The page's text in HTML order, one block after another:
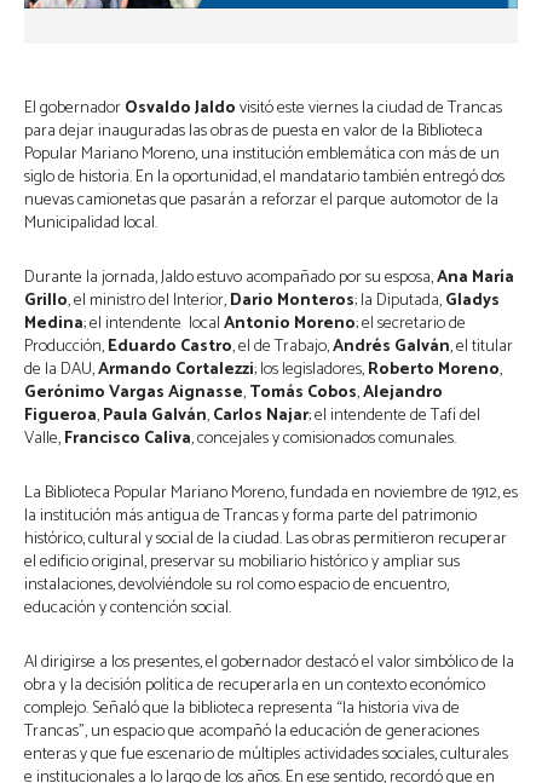
El gobernadorOsvaldo Jaldovisitó este viernes la ciudad de Trancas
para dejar inauguradas las obras de puesta en valor de la Biblioteca
Popular Mariano Moreno, una institución emblemática con más de un
siglo de historia. En la oportunidad, el mandatario también entregó dos
nuevas camionetas que pasarán a reforzar el parque automotor de la
Municipalidad local.
Durante la jornada, Jaldo estuvo acompañado por su esposa,Ana María
Grillo, el ministro del Interior,Dario Monteros; la Diputada,Gladys
Medina; el intendente localAntonio Moreno; el secretario de
Producción,Eduardo Castro, el de Trabajo,Andrés Galván, el titular
de la DAU,Armando Cortalezzi; los legisladores,Roberto Moreno,
Gerónimo Vargas Aignasse,Tomás Cobos,Alejandro
Figueroa,Paula Galván,Carlos Najar; el intendente de Tafí del
Valle,Francisco Caliva, concejales y comisionados comunales.
La Biblioteca Popular Mariano Moreno, fundada en noviembre de 1912, es
la institución más antigua de Trancas y forma parte del patrimonio
histórico, cultural y social de la ciudad. Las obras permitieron recuperar
el edificio original, preservar su mobiliario histórico y ampliar sus
instalaciones, devolviéndole su rol como espacio de encuentro,
educación y contención social.
Al dirigirse a los presentes, el gobernador destacó el valor simbólico de la
obra y la decisión política de recuperarla en un contexto económico
complejo. Señaló que la biblioteca representa “la historia viva de
Trancas”, un espacio que acompañó la educación de generaciones
enteras y que fue escenario de múltiples actividades sociales, culturales